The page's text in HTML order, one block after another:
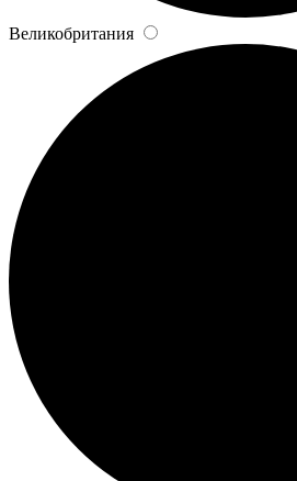
Великобритания